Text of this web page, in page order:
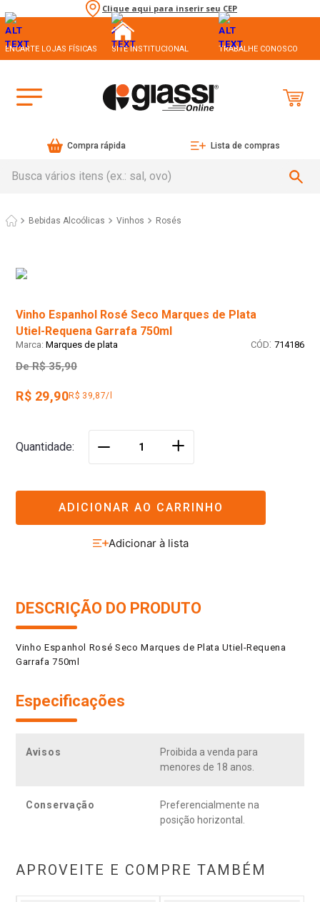
Clique aqui para inserir seu CEP
ENCARTE LOJAS FÍSICAS SITE INSTITUCIONAL TRABALHE CONOSCO
Compra rápida Lista de compras
Bebidas Alcoólicas Vinhos Rosés
Vinho Espanhol Rosé Seco Marques de Plata
Utiel-Requena Garrafa 750ml
Marques de plata : 714186
De R$ 35,90
R$ 29,90R$ 39,87/l
Quantidade ＋
ADICIONAR AO CARRINHO
DESCRIÇÃO DO PRODUTO
Vinho Espanhol Rosé Seco Marques de Plata Utiel-Requena
Garrafa 750ml
Especificações
Avisos
Proibida a venda para
menores de 18 anos.
Conservação
Preferencialmente na
posição horizontal.
APROVEITE E COMPRE TAMBÉM